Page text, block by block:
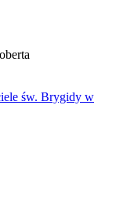
św. Brygidy w